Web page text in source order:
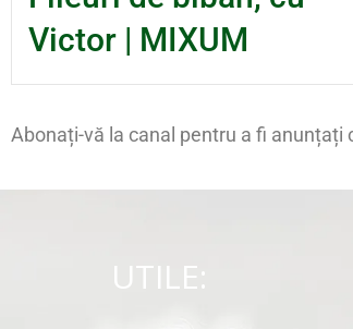
Victor | MIXUM
Abonați-vă la canal pentru a fi anunțați
UTILE: